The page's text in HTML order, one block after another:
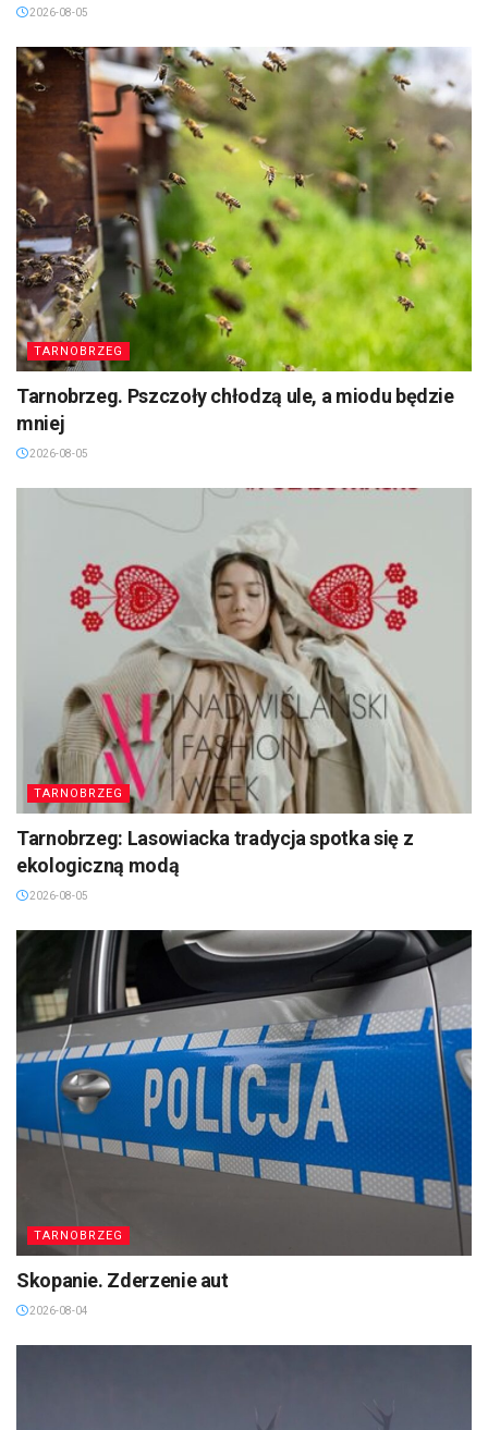
2026-08-05
TARNOBRZEG
Tarnobrzeg. Pszczoły chłodzą ule, a miodu będzie
mniej
2026-08-05
TARNOBRZEG
Tarnobrzeg: Lasowiacka tradycja spotka się z
ekologiczną modą
2026-08-05
TARNOBRZEG
Skopanie. Zderzenie aut
2026-08-04